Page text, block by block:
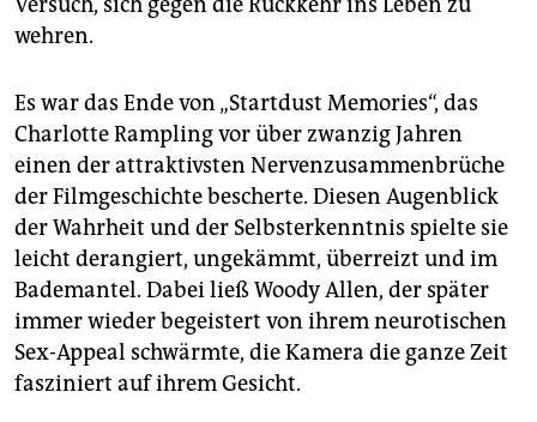
wehren.
Es war das Ende von „Startdust Memories“, das
Charlotte Rampling vor über zwanzig Jahren
einen der attraktivsten Nervenzusammenbrüche
der Filmgeschichte bescherte. Diesen Augenblick
der Wahrheit und der Selbsterkenntnis spielte sie
leicht derangiert, ungekämmt, überreizt und im
Bademantel. Dabei ließ Woody Allen, der später
immer wieder begeistert von ihrem neurotischen
Sex-Appeal schwärmte, die Kamera die ganze Zeit
fasziniert auf ihrem Gesicht.